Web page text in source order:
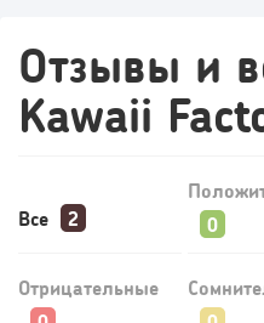
Отзывы и
Kawaii
Все
Отрицательные